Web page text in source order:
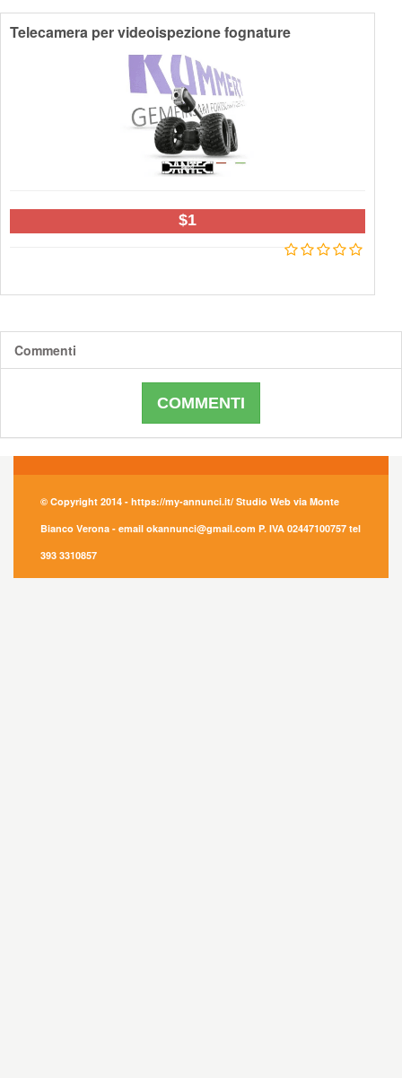
Telecamera per videoispezione fognature
$1
Commenti
COMMENTI
© Copyright 2014 - https://my-annunci.it/ Studio Web via Monte
Bianco Verona - email okannunci@gmail.com P. IVA 02447100757 tel
393 3310857